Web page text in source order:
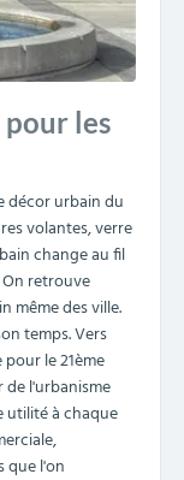
pour les
décor urbain du
volantes, verre
change au fil
retrouve
même des ville.
temps. Vers
le 21ème
l'urbanisme
utilité à chaque
que l'on